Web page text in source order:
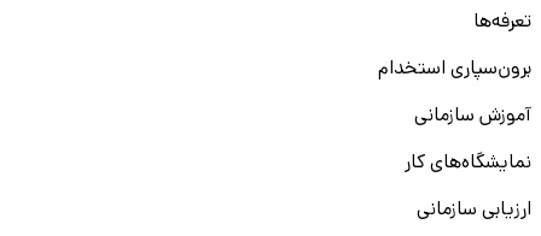
تعرفه‌ها
برون‌سپاری استخدام
آموزش سازمانی
نمایشگاه‌های کار
ارزیابی سازمانی